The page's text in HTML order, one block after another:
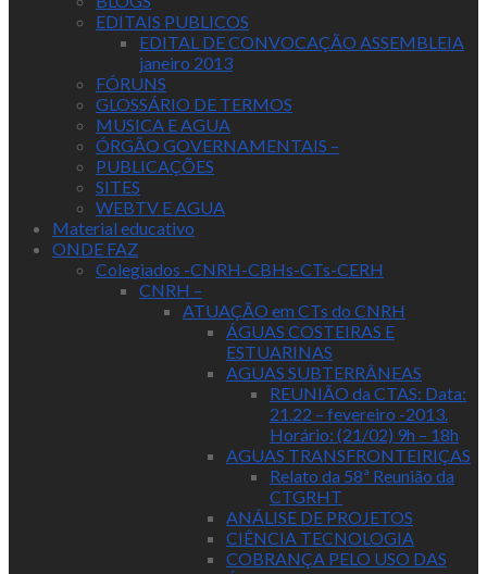
EDITAIS PUBLICOS
EDITAL DE CONVOCAÇÃO ASSEMBLEIA
janeiro 2013
FÓRUNS
GLOSSÁRIO DE TERMOS
MUSICA E AGUA
ÓRGÃO GOVERNAMENTAIS –
PUBLICAÇÕES
SITES
WEBTV E AGUA
Material educativo
ONDE FAZ
Colegiados -CNRH-CBHs-CTs-CERH
CNRH –
ATUAÇÃO em CTs do CNRH
ÁGUAS COSTEIRAS E
ESTUARINAS
AGUAS SUBTERRÂNEAS
REUNIÃO da CTAS: Data:
21.22 – fevereiro -2013.
Horário: (21/02) 9h – 18h
AGUAS TRANSFRONTEIRIÇAS
Relato da 58ª Reunião da
CTGRHT
ANÁLISE DE PROJETOS
CIÊNCIA TECNOLOGIA
COBRANÇA PELO USO DAS